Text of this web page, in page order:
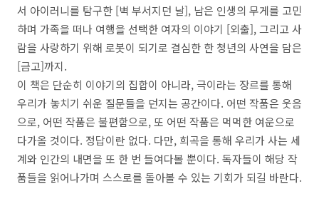
서 아이러니를 탐구한 [벽 부서지던 날], 남은 인생의 무게를 고민
하며 가족을 떠나 여행을 선택한 여자의 이야기 [외출],그리고 사
람을 사랑하기 위해 로봇이 되기로 결심한 한 청년의 사연을 담은
[금고]까지.
이 책은 단순히 이야기의 집합이 아니라,극이라는 장르를 통해
우리가 놓치기 쉬운 질문들을 던지는 공간이다. 어떤 작품은 웃음
으로, 어떤 작품은 불편함으로,또 어떤 작품은 먹먹한 여운으로
다가올 것이다. 정답이란 없다. 다만, 희곡을 통해 우리가 사는 세
계와 인간의 내면을 또 한 번 들여다볼 뿐이다. 독자들이 해당 작
품들을 읽어나가며 스스로를 돌아볼 수 있는 기회가 되길 바란다.